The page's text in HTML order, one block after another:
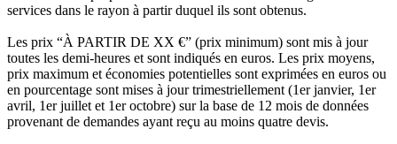
services dans le rayon à partir duquel ils sont obtenus.
Les prix “À PARTIR DE XX €” (prix minimum) sont mis à jour
toutes les demi-heures et sont indiqués en euros. Les prix moyens,
prix maximum et économies potentielles sont exprimées en euros ou
en pourcentage sont mises à jour trimestriellement (1er janvier, 1er
avril, 1er juillet et 1er octobre) sur la base de 12 mois de données
provenant de demandes ayant reçu au moins quatre devis.